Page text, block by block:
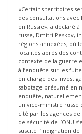
«Certains territoires
des consultations
en Russie», a déclaré
russe, Dmitri Peskov,
régions annexées, où
localités après des
contexte de la guerre
à l’enquête sur les
en charge des
sabotage présumé en
enquête,
un vice-ministre russe
cité par les agences
de sécurité de l’ONU
suscité l’indignation